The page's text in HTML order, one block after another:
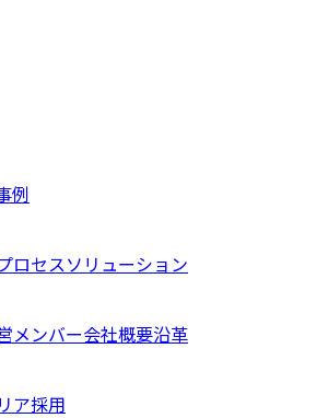
例
ロセスソリューション
メンバー会社概要沿革
ア採用